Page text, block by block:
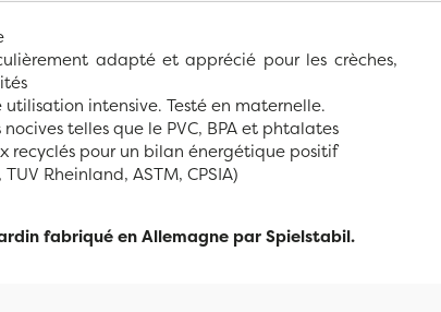
adapté et apprécié pour les crèches,
intensive. Testé en maternelle.
telles que le PVC, BPA et phtalates
recyclés pour un bilan énergétique positif
Rheinland, ASTM, CPSIA)
fabriqué en Allemagne par Spielstabil.